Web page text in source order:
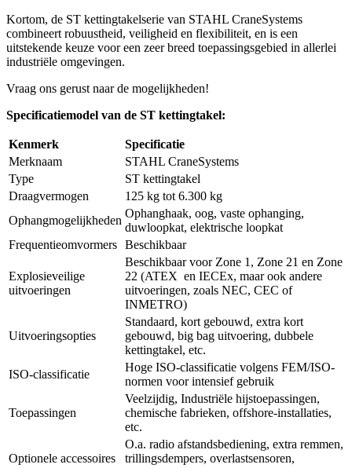
Kortom, de ST kettingtakelserie van STAHL CraneSystems
combineert robuustheid, veiligheid en flexibiliteit, en is een
uitstekende keuze voor een zeer breed toepassingsgebied in allerlei
industriële omgevingen.
Vraag ons gerust naar de mogelijkheden!
Specificatiemodel van de ST kettingtakel:
Kenmerk
Specificatie
Merknaam
STAHL CraneSystems
Type
ST kettingtakel
Draagvermogen
125 kg tot 6.300 kg
Ophangmogelijkheden
Ophanghaak, oog, vaste ophanging,
duwloopkat, elektrische loopkat
Frequentieomvormers Beschikbaar
Explosieveilige
uitvoeringen
Beschikbaar voor Zone 1, Zone 21 en Zone
22 (ATEX en IECEx, maar ook andere
uitvoeringen, zoals NEC, CEC of
INMETRO)
Uitvoeringsopties
Standaard, kort gebouwd, extra kort
gebouwd, big bag uitvoering, dubbele
kettingtakel, etc.
ISO-classificatie
Hoge ISO-classificatie volgens FEM/ISO-
normen voor intensief gebruik
Toepassingen
Veelzijdig, Industriële hijstoepassingen,
chemische fabrieken, offshore-installaties,
etc.
Optionele accessoires
O.a. radio afstandsbediening, extra remmen,
trillingsdempers, overlastsensoren,